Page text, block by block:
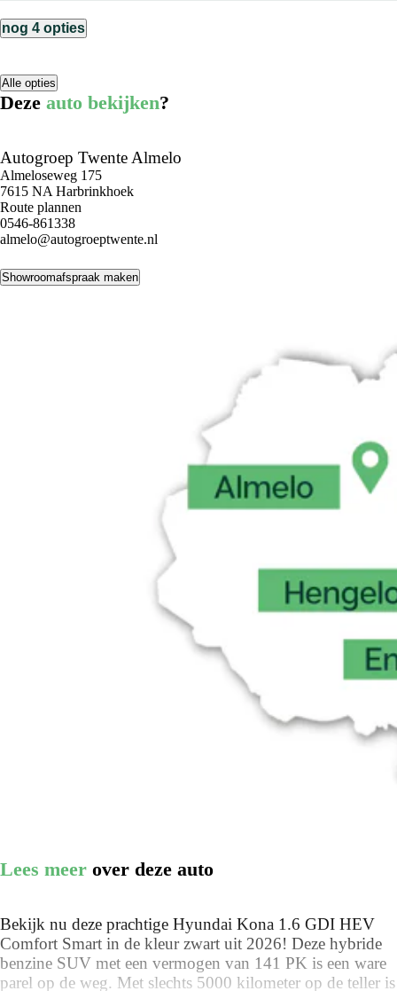
nog 4 opties
Alle opties
Deze auto bekijken?
Autogroep Twente Almelo
Almeloseweg 175
7615 NA Harbrinkhoek
Route plannen
0546-861338
almelo@autogroeptwente.nl
Showroomafspraak maken
Lees meer over deze auto
Bekijk nu deze prachtige Hyundai Kona 1.6 GDI HEV
Comfort Smart in de kleur zwart uit 2026! Deze hybride
benzine SUV met een vermogen van 141 PK is een ware
parel op de weg. Met slechts 5000 kilometer op de teller is